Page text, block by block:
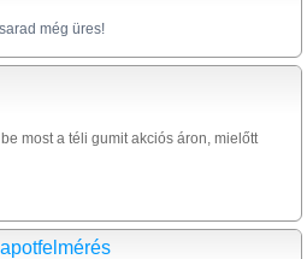
még üres!
most a téli gumit akciós áron, mielőtt